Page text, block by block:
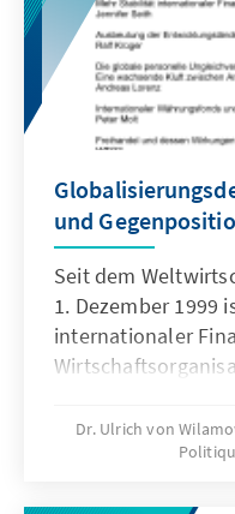
und
Seit dem
1. Dezember 1999
internationaler
genannten
gekommen wäre.
Dr. Ulrich von